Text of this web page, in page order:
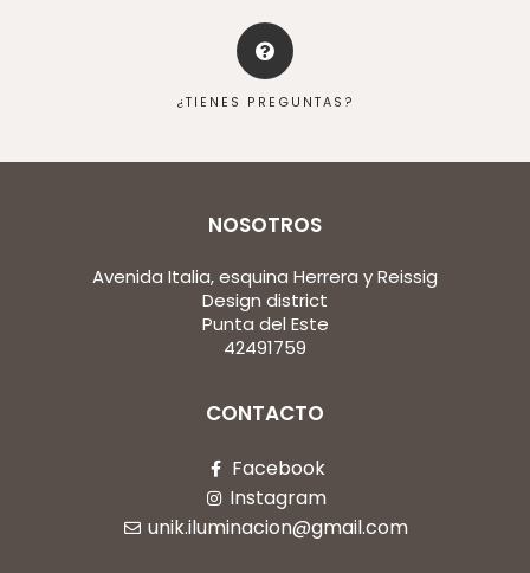
¿TIENES PREGUNTAS?
NOSOTROS
Avenida Italia, esquina Herrera y Reissig
Design district
Punta del Este
42491759
CONTACTO
Facebook
Instagram
unik.iluminacion@gmail.com